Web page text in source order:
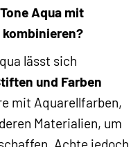
Aqua mit
lässt sich
und Farben
mit Aquarellfarben,
Materialien, um
Achte jedoch